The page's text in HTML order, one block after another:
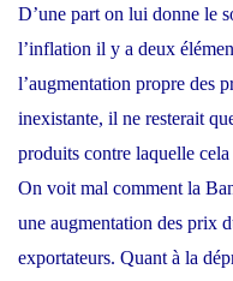
D’une part on lui donne le
l’inflation il y a deux
l’augmentation propre des
inexistante, il ne resterait
produits contre laquelle cela
On voit mal comment la
une augmentation des prix
exportateurs. Quant à la